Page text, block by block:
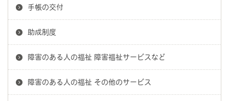
手帳の交付
助成制度
障害のある人の福祉 障害福祉サービスなど
障害のある人の福祉 その他のサービス